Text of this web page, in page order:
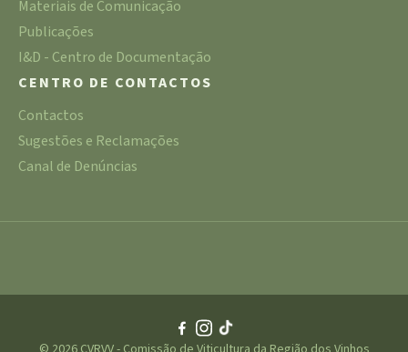
Materiais de Comunicação
Publicações
I&D - Centro de Documentação
CENTRO DE CONTACTOS
Contactos
Sugestões e Reclamações
Canal de Denúncias